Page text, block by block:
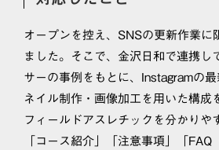
オープンを控え、SNSの更新作業
ました。そこで、金沢日和で連携し
サーの事例をもとに、Instagramの
ネイル制作・画像加工を用いた構成
フィールドアスレチックを分かりや
「コース紹介」「注意事項」「FAQ